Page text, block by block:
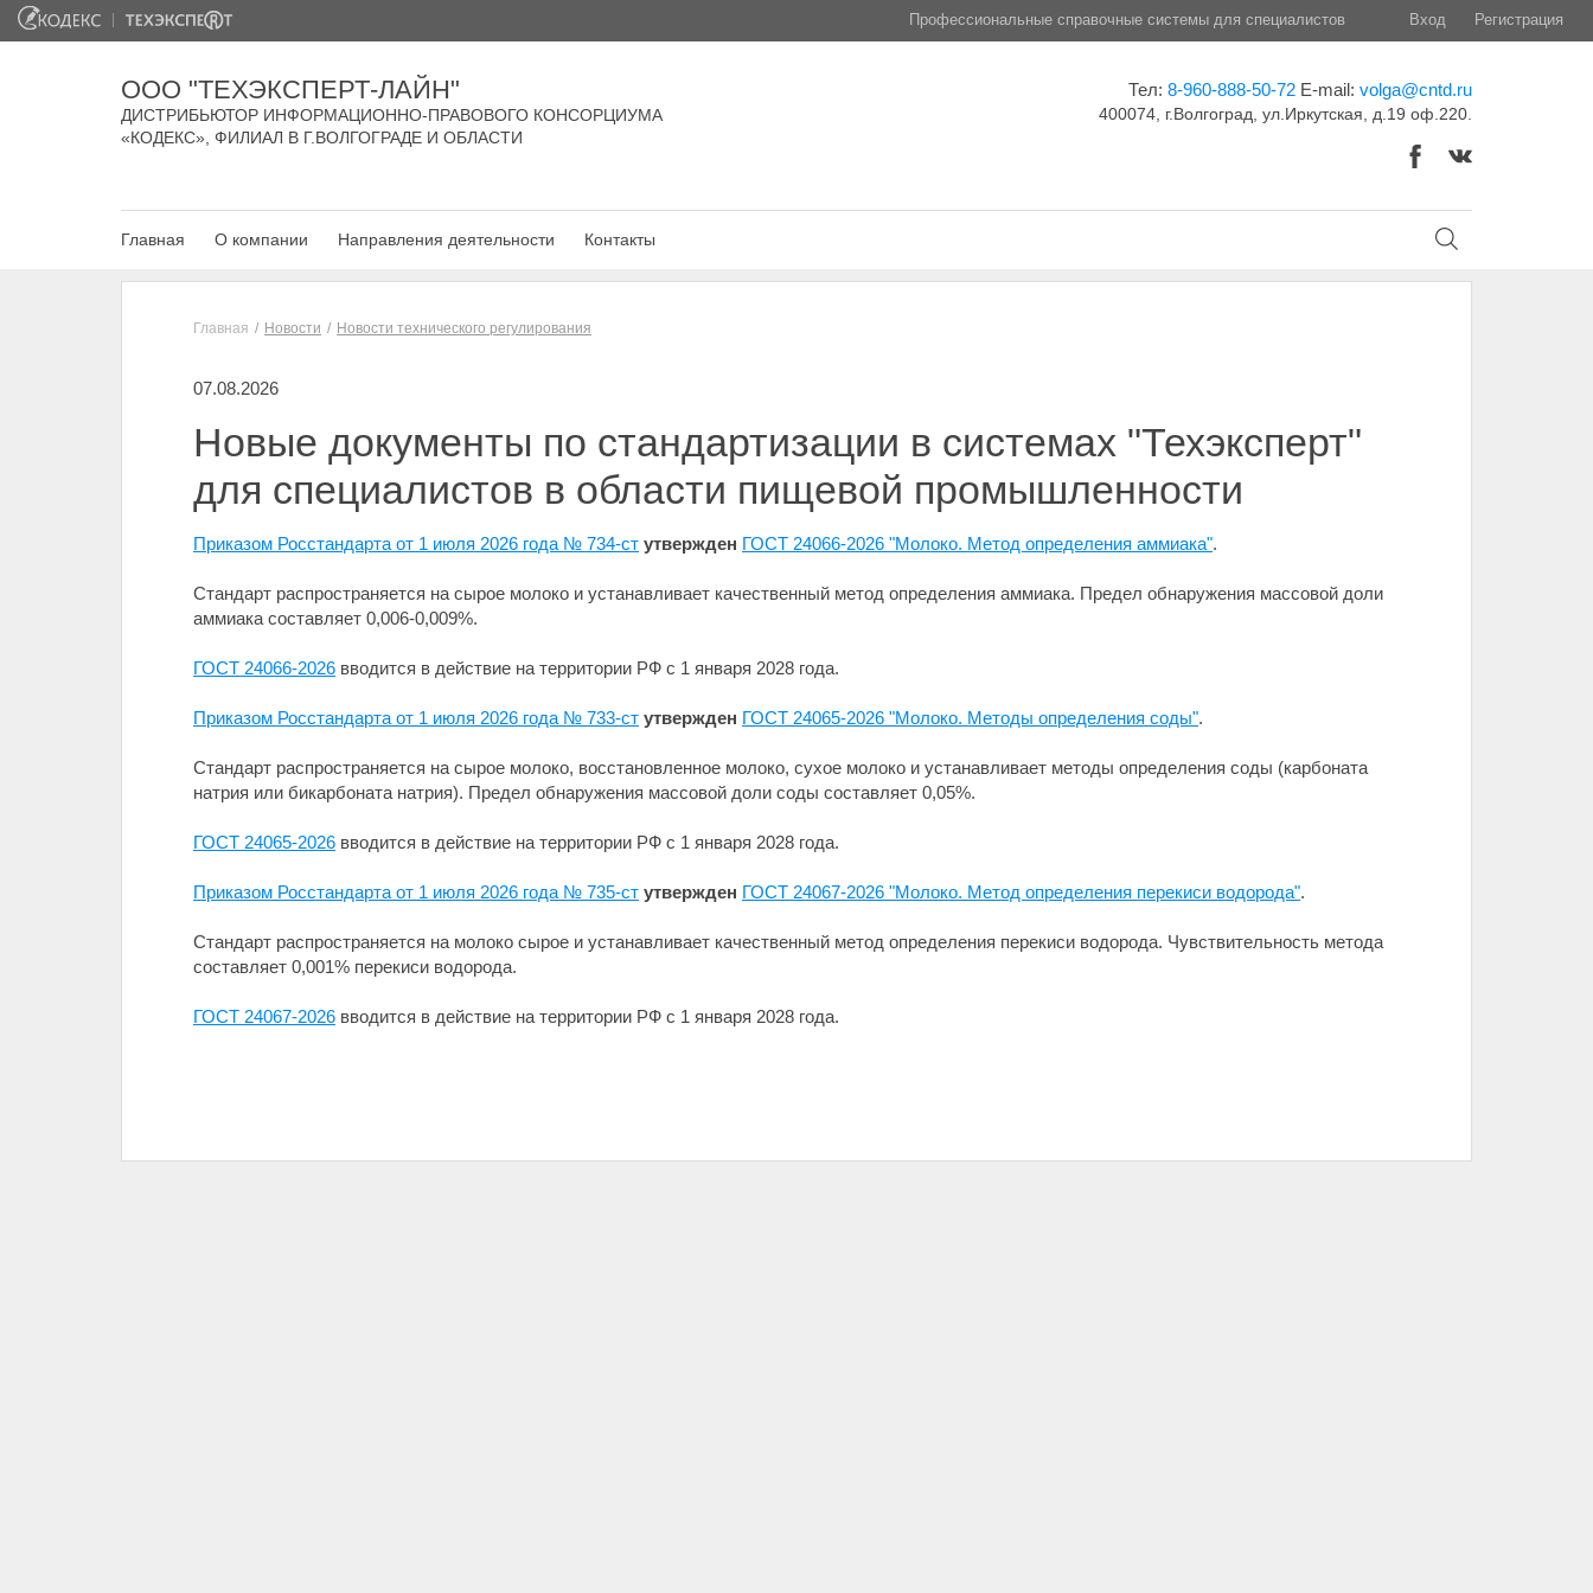
Профессиональные справочные системы для специалистов Вход Регистрация
ООО "ТЕХЭКСПЕРТ-ЛАЙН"
ДИСТРИБЬЮТОР ИНФОРМАЦИОННО-ПРАВОВОГО КОНСОРЦИУМА
«КОДЕКС», ФИЛИАЛ В Г.ВОЛГОГРАДЕ И ОБЛАСТИ
Тел: 8-960-888-50-72 E-mail: volga@cntd.ru
400074, г.Волгоград, ул.Иркутская, д.19 оф.220.
Главная О компании Направления деятельности Контакты
Главная Новости Новости технического регулирования
07.08.2026
Новые документы по стандартизации в системах "Техэксперт"
для специалистов в области пищевой промышленности
Приказом Росстандарта от 1 июля 2026 года № 734-ст утвержден ГОСТ 24066-2026 "Молоко. Метод определения аммиака".
Стандарт распространяется на сырое молоко и устанавливает качественный метод определения аммиака. Предел обнаружения массовой доли
аммиака составляет 0,006-0,009%.
ГОСТ 24066-2026 вводится в действие на территории РФ с 1 января 2028 года.
Приказом Росстандарта от 1 июля 2026 года № 733-ст утвержден ГОСТ 24065-2026 "Молоко. Методы определения соды".
Стандарт распространяется на сырое молоко, восстановленное молоко, сухое молоко и устанавливает методы определения соды (карбоната
натрия или бикарбоната натрия). Предел обнаружения массовой доли соды составляет 0,05%.
ГОСТ 24065-2026 вводится в действие на территории РФ с 1 января 2028 года.
Приказом Росстандарта от 1 июля 2026 года № 735-ст утвержден ГОСТ 24067-2026 "Молоко. Метод определения перекиси водорода".
Стандарт распространяется на молоко сырое и устанавливает качественный метод определения перекиси водорода. Чувствительность метода
составляет 0,001% перекиси водорода.
ГОСТ 24067-2026 вводится в действие на территории РФ с 1 января 2028 года.